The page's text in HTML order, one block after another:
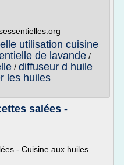
utilisation cuisine
de lavande /
/ diffuseur d huile
les huiles
salées -
- Cuisine aux huiles